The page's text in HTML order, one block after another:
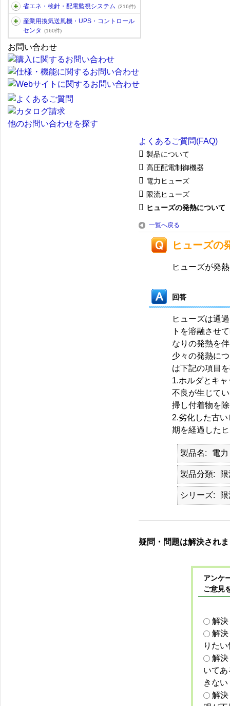
省エネ・検針・配電監視システム (216件)
産業用換気送風機・UPS・コントロール
センタ
(160件)
お問い合わせ
他のお問い合わせを探す
よくあるご質問(FAQ)
製品について
高圧配電制御機器
電力ヒューズ
限流ヒューズ
ヒューズの発熱について
一覧へ戻る
ヒューズの
ヒューズが発
回答
ヒューズは通
トを溶融させ
なりの発熱を
少々の発熱に
は下記の項目
1.ホルダとキ
不良が生じて
掃し付着物を
2.劣化した古
期を経過した
製品名 電
製品分類
シリーズ
疑問・問題は解決され
アンケ
ご意見
解
解
りた
解
いて
きない
解